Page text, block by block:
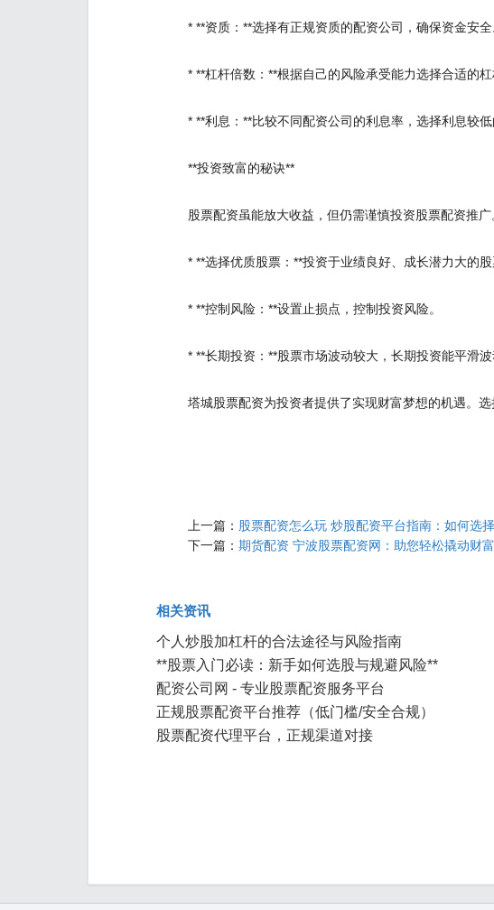
* **资质：**选择有正规资质的配资公司，确保资金安全
* **杠杆倍数：**根据自己的风险承受能力选择合适的杠
* **利息：**比较不同配资公司的利息率，选择利息较低
**投资致富的秘诀**
股票配资虽能放大收益，但仍需谨慎投资股票配资推
* **选择优质股票：**投资于业绩良好、成长潜力大的股
* **控制风险：**设置止损点，控制投资风险。
* **长期投资：**股票市场波动较大，长期投资能平滑波
塔城股票配资为投资者提供了实现财富梦想的机遇。
上一篇： 股票配资怎么玩 炒股配资平台指南：如何选
下一篇： 期货配资 宁波股票配资网：助您轻松撬动财
相关资讯
个人炒股加杠杆的合法途径与风险指南
**股票入门必读：新手如何选股与规避风险**
配资公司网 - 专业股票配资服务平台
正规股票配资平台推荐（低门槛/安全合规）
股票配资代理平台，正规渠道对接